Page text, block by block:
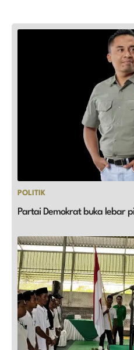
POLITIK
Partai Demokrat buka lebar